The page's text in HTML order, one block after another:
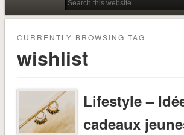
CURRENTLY BROWSING TAG
wishlist
Lifestyle –
cadeaux